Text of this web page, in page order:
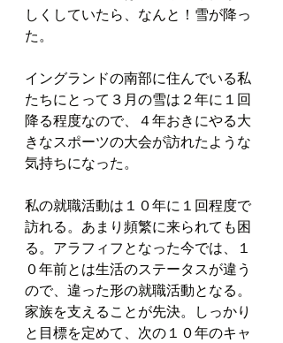
しくしていたら、なんと！雪が降っ
た。
イングランドの南部に住んでいる私
たちにとって３月の雪は２年に１回
降る程度なので、４年おきにやる大
きなスポーツの大会が訪れたような
気持ちになった。
私の就職活動は１０年に１回程度で
訪れる。あまり頻繁に来られても困
る。アラフィフとなった今では、１
０年前とは生活のステータスが違う
ので、違った形の就職活動となる。
家族を支えることが先決。しっかり
と目標を定めて、次の１０年のキャ